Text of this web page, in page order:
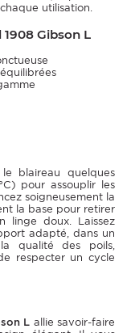
utilisation.
Gibson L
blaireau quelques
pour assouplir les
soigneusement la
la base pour retirer
linge doux. Laissez
adapté, dans un
qualité des poils,
respecter un cycle
L allie savoir-faire